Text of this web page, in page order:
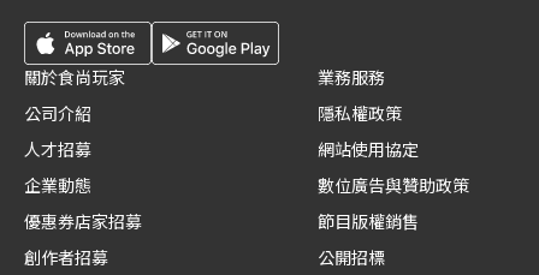
關於食尚玩家
公司介紹
人才招募
企業動態
優惠券店家招募
創作者招募
業務服務
隱私權政策
網站使用協定
數位廣告與贊助政策
節目版權銷售
公開招標